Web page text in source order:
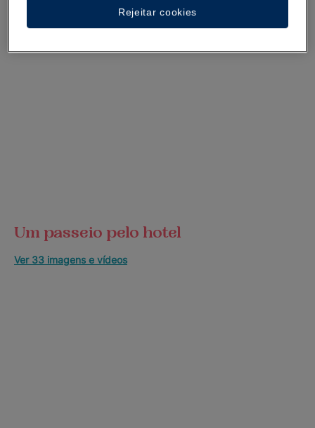
Um passeio pelo hotel
Ver 33 imagens e vídeos
Rejeitar cookies